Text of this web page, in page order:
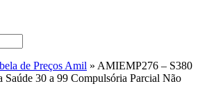
de Preços Amil » AMIEMP276 – S380
Saúde 30 a 99 Compulsória Parcial Não